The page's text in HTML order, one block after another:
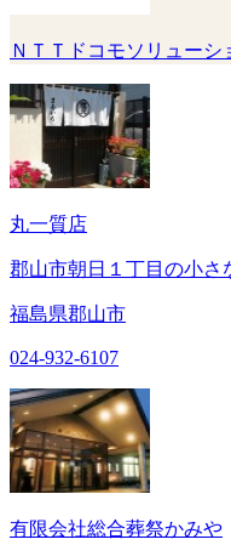
ＮＴＴドコモソリューシ
丸一質店
郡山市朝日１丁目の小さ
福島県郡山市
024-932-6107
有限会社総合葬祭かみや